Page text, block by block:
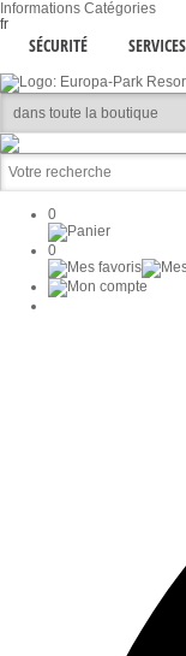
Informations Catégories
fr
SÉCURITÉ SERVICES
0
0